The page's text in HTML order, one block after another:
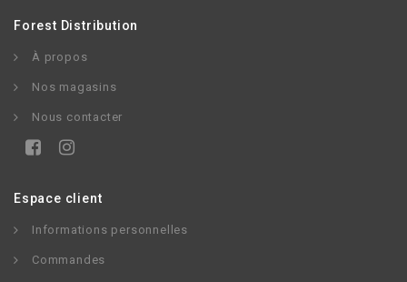
Forest Distribution
À propos
Nos magasins
Nous contacter
Espace client
Informations personnelles
Commandes